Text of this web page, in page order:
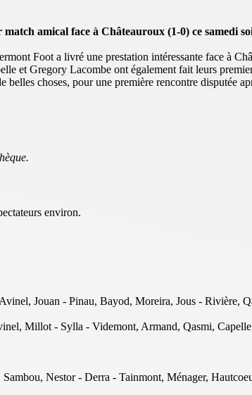
amical face à Châteauroux (1-0) ce samedi
Foot a livré une prestation intéressante face à
et Gregory Lacombe ont également fait leurs
belles choses, pour une première rencontre disputée
environ.
Jouan - Pinau, Bayod, Moreira, Jous - Rivière,
Millot - Sylla - Videmont, Armand, Qasmi,
Sambou, Nestor - Derra - Tainmont, Ménager,